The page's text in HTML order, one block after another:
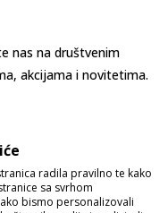
nas na društvenim
akcijama i novitetima.
radila pravilno te kako
sa svrhom
bismo personalizovali